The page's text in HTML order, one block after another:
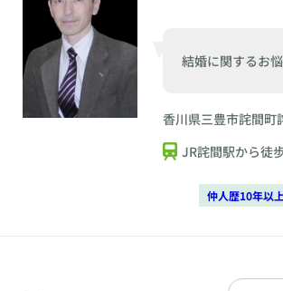
結婚に関するお
香川県三豊市詫間町
JR詫間駅から徒
仲人歴10年以上